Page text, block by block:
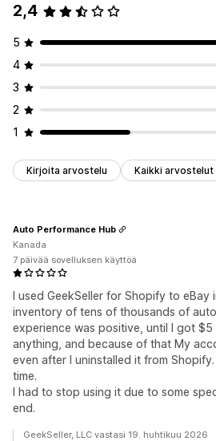
2,4
5
4
3
2
1
Kirjoita arvostelu Kaikki arvostelut
I used GeekSeller for Shopify to
inventory of tens of thousands of
experience was positive, until I got
anything, and because of that My
even after I uninstalled it from
time.
I had to stop using it due to some
end.
Auto Performance Hub
Kanada
7 päivää sovelluksen käyttöä
GeekSeller, LLC vastasi 19. huhtikuu 2026